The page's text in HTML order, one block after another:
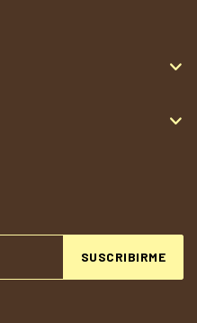
SUSCRIBIRME